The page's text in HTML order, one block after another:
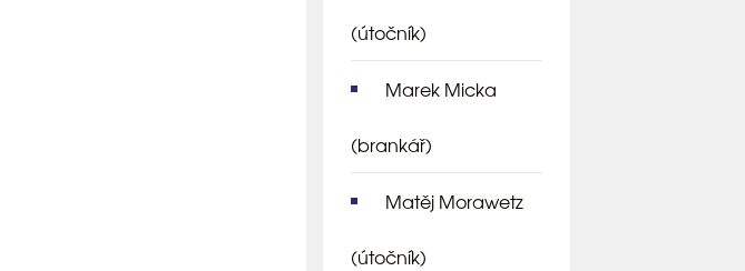
(útočník)
Marek Micka
(brankář)
Matěj Morawetz
(útočník)